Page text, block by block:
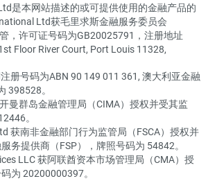
是本网站描述的或可提供使用的金融产品的
Ltd获毛里求斯金融服务委员会
管，许可证号码为GB20025791，注册地址
Floor River Court, Port Louis 11328,
册号码为ABN 90 149 011 361, 澳大利亚金融
398528。
曼群岛金融管理局（CIMA）授权并受其监
。
获南非金融部门行为监管局（FSCA）授权并
务提供商（FSP），牌照号码为 54842。
LLC 获阿联酋资本市场管理局（CMA）授
为 20200000397。